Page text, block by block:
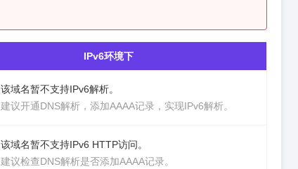
IPv6环境下
该域名暂不支持IPv6解析。
建议开通DNS解析 ，添加AAAA记录，实现IPv6解析。
该域名暂不支持IPv6 HTTP访问。
建议检查DNS解析是否添加AAAA记录。